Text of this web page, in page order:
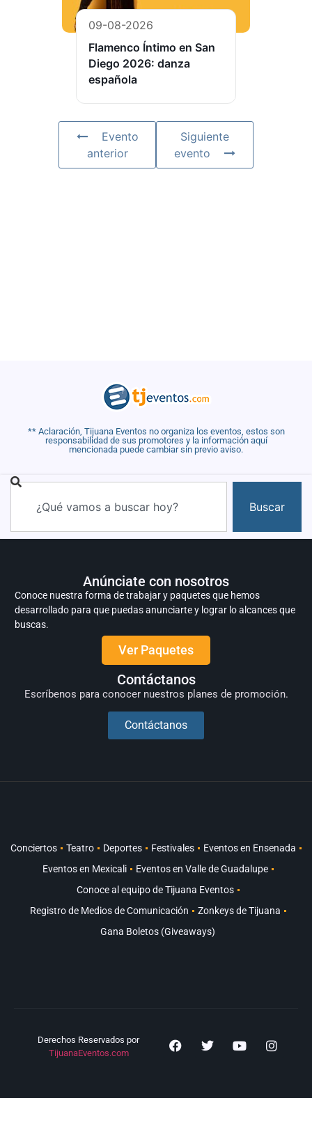
09-08-2026
Flamenco Íntimo en San
Diego 2026: danza
española
Evento
anterior
Siguiente
evento
** Aclaración, Tijuana Eventos no organiza los eventos, estos son
responsabilidad de sus promotores y la información aquí
mencionada puede cambiar sin previo aviso.
Buscar
Anúnciate con nosotros
Conoce nuestra forma de trabajar y paquetes que hemos
desarrollado para que puedas anunciarte y lograr lo alcances que
buscas.
Ver Paquetes
Contáctanos
Escríbenos para conocer nuestros planes de promoción.
Contáctanos
Conciertos Teatro Deportes Festivales
Eventos en Ensenada
Eventos en Mexicali
Eventos en Valle de Guadalupe
Conoce al equipo de Tijuana Eventos
Registro de Medios de Comunicación
Zonkeys de Tijuana
Gana Boletos (Giveaways)
Derechos Reservados por
TijuanaEventos.com